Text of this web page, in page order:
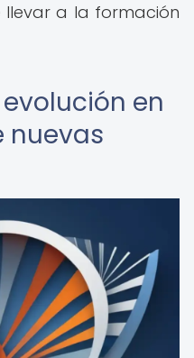
llevar a la formación
en
nuevas